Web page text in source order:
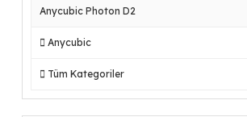
Anycubic Photon D2
Anycubic
Tüm Kategoriler